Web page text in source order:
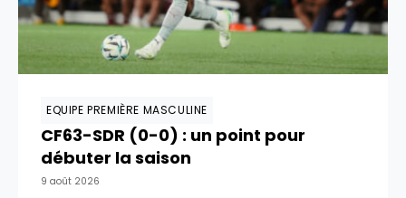
EQUIPE PREMIÈRE MASCULINE
CF63-SDR (0-0) : un point pour
débuter la saison
9 août 2026